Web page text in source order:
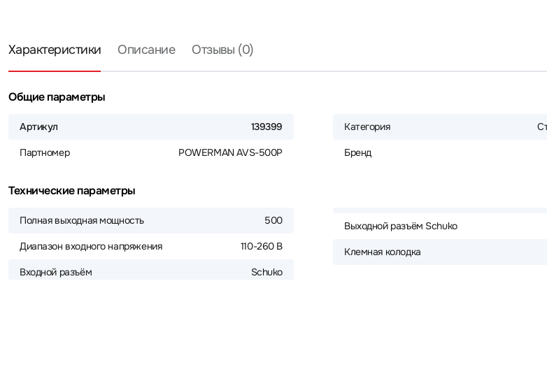
Характеристики Описание Отзывы (0)
Общие параметры
Артикул 139399
Партномер POWERMAN AVS-500P
Категория
Бренд
Технические параметры
Полная выходная мощность 500
Диапазон входного напряжения 110-260 В
Входной разъём Schuko
Выходной разъём Schuko
Клемная колодка